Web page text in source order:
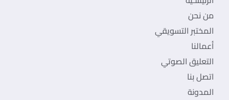
من نحن
المختبر التسويقي
أعمالنا
التعليق الصوتي
اتصل بنا
المدونة